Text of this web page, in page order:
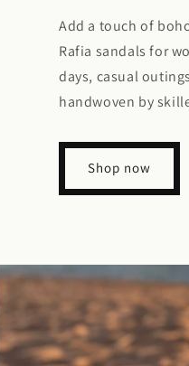
Add a touch of
Rafia sandals for
days, casual
handwoven by
Shop now